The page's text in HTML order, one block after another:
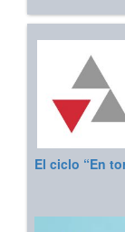
El ciclo “En